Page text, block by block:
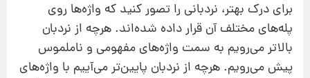
برای درک بهتر، نردبانی را تصور کنید که واژه‌ها روی
پله‌های مختلف آن قرار داده شده‌اند. هرچه از نردبان
بالاتر می‌رویم به سمت واژه‌های مفهومی و ناملموس
پیش می‌رویم. هرچه از نردبان پایین‌تر می‌آییم با واژه‌های